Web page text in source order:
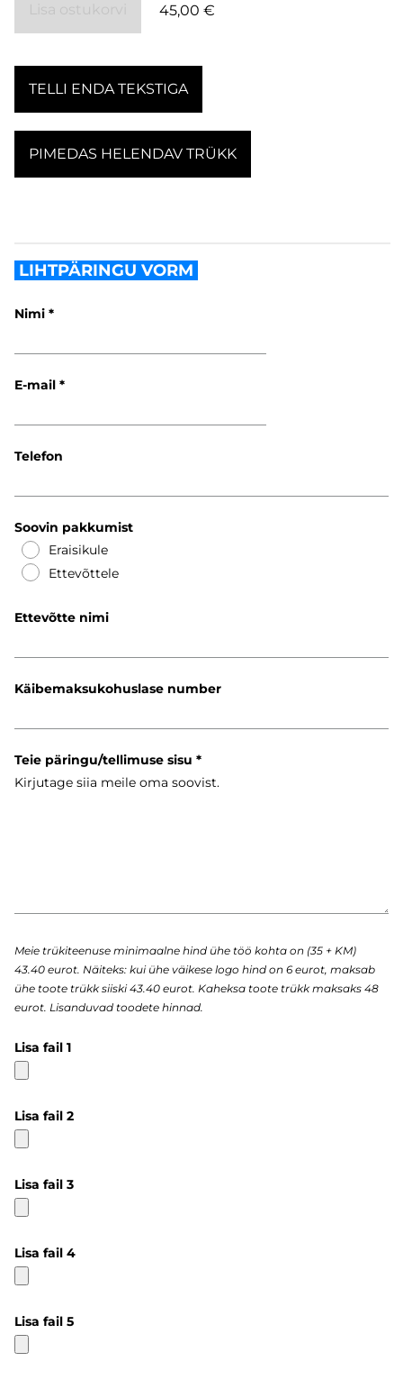
45,00 €
TELLI ENDA TEKSTIGA
PIMEDAS HELENDAV TRÜKK
LIHTPÄRINGU VORM
Nimi
E-mail
Telefon
Soovin pakkumist
Eraisikule
Ettevõttele
Ettevõtte nimi
Käibemaksukohuslase number
Teie päringu/tellimuse sisu
Meie trükiteenuse minimaalne hind ühe töö kohta on (35 + KM)
43.40 eurot. Näiteks: kui ühe väikese logo hind on 6 eurot, maksab
ühe toote trükk siiski 43.40 eurot. Kaheksa toote trükk maksaks 48
eurot. Lisanduvad toodete hinnad.
Lisa fail 1
Lisa fail 2
Lisa fail 3
Lisa fail 4
Lisa fail 5